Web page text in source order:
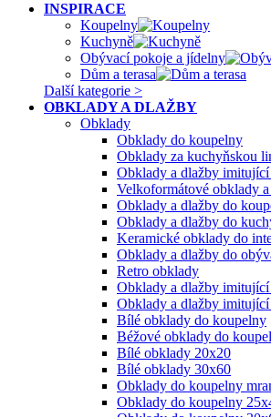
INSPIRACE
Koupelny
Kuchyně
Obývací pokoje a jídelny
Dům a terasa
Další kategorie >
OBKLADY A DLAŽBY
Obklady
Obklady do koupelny
Obklady za kuchyňskou
Obklady a dlažby
Velkoformátové obklady
Obklady a dlažby do
Obklady a dlažby do
Keramické obklady do
Obklady a dlažby do
Retro obklady
Obklady a dlažby imitující
Obklady a dlažby imitující
Bílé obklady do koupelny
Béžové obklady do
Bílé obklady 20x20
Bílé obklady 30x60
Obklady do koupelny
Obklady do koupelny